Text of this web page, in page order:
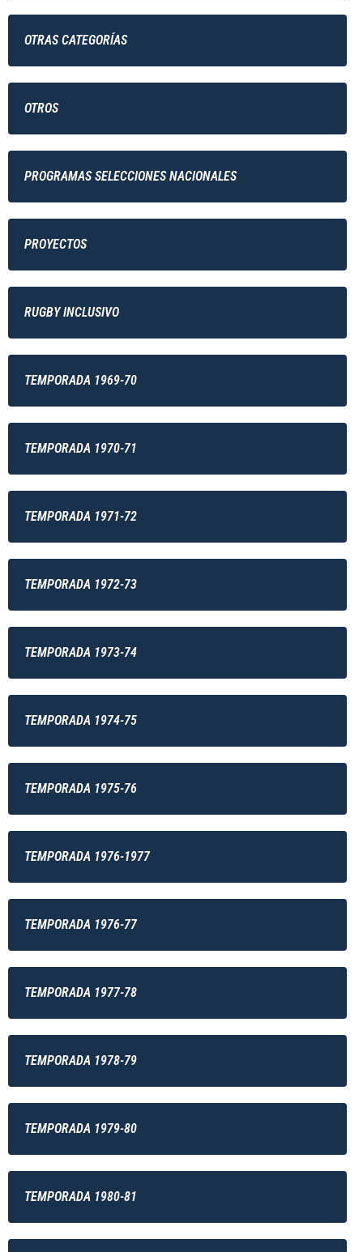
OTRAS CATEGORÍAS
OTROS
PROGRAMAS SELECCIONES NACIONALES
PROYECTOS
RUGBY INCLUSIVO
TEMPORADA 1969-70
TEMPORADA 1970-71
TEMPORADA 1971-72
TEMPORADA 1972-73
TEMPORADA 1973-74
TEMPORADA 1974-75
TEMPORADA 1975-76
TEMPORADA 1976-1977
TEMPORADA 1976-77
TEMPORADA 1977-78
TEMPORADA 1978-79
TEMPORADA 1979-80
TEMPORADA 1980-81